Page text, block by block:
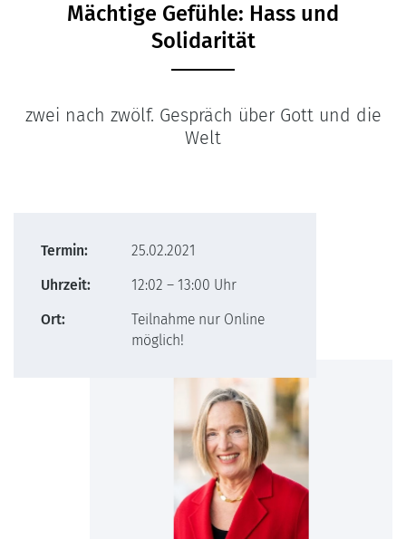
Mächtige Gefühle: Hass und
Solidarität
zwei nach zwölf. Gespräch über Gott und die
Welt
Termin:
25.02.2021
Uhrzeit:
12:02 – 13:00 Uhr
Ort:
Teilnahme nur Online
möglich!